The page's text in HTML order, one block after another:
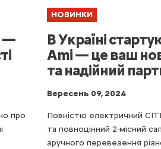
—
про
НОВИНКИ
В Україні
Ami — це ваш
та надійний
Вересень 09, 2024
Повністю електричний
та повноцінний 2-місний
зручного перевезення